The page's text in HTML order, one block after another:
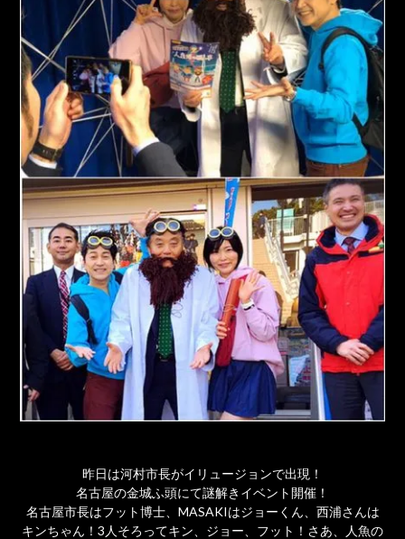
昨日は河村市長がイリュージョンで出現！
名古屋の金城ふ頭にて謎解きイベント開催！
名古屋市長はフット博士、MASAKIはジョーくん、西浦さんは
キンちゃん！3人そろってキン、ジョー、フット！さあ、人魚の